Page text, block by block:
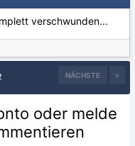
verschwunden...
NÄCHSTE
oder melde